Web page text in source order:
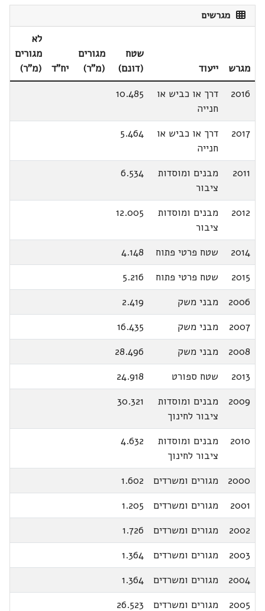
מגרשים
מגרש ייעוד
שטח
(דונם)
מגורים
(מ"ר)
יח"ד
לא
מגורים
(מ"ר)
2016
דרך או כביש או
חנייה
10.485
2017
דרך או כביש או
חנייה
5.464
2011
מבנים ומוסדות
ציבור
6.534
2012
מבנים ומוסדות
ציבור
12.005
2014 שטח פרטי פתוח
4.148
2015
שטח פרטי פתוח
5.216
2006
מבני משק
2.419
2007
מבני משק
16.435
2008
מבני משק
28.496
2013
שטח ספורט
24.918
2009
מבנים ומוסדות
ציבור לחינוך
30.321
2010
מבנים ומוסדות
ציבור לחינוך
4.632
2000 מגורים ומשרדים
1.602
2001
מגורים ומשרדים
1.205
2002
מגורים ומשרדים
1.726
2003
מגורים ומשרדים
1.364
2004
מגורים ומשרדים
1.364
2005
מגורים ומשרדים 26.523